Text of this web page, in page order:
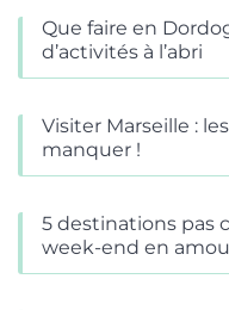
Que faire en
d’activités à l’abri
Visiter Marseille :
manquer !
5 destinations pas
week-end en